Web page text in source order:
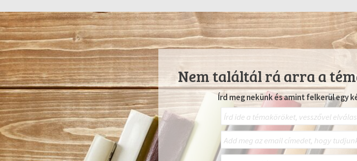
Nem találtál rá arra a
Írd meg nekünk és amint felkerül egy